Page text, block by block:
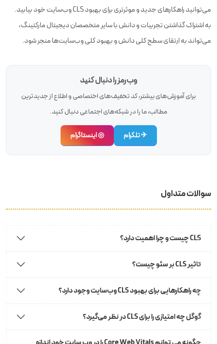
می‌توانید راهکارهای جدید و موثرتری برای بهبود CLS وب‌سایت خود بیابید.
به اشتراک گذاشتن تجربیات و دانش با سایر متخصصان دیجیتال مارکتینگ،
می‌تواند به ارتقای سطح کلی دانش و بهبود کلی وب‌سایت‌ها منجر شود.
وب‌رمز را دنبال کنید
برای آموزش‌های بیشتر، کد تخفیف‌های اختصاصی و اطلاع از جدیدترین
مطالب، ما را در شبکه‌های اجتماعی دنبال کنید.
✈ تلگرام ◎ اینستاگرام
سوالات متداول
CLS چیست و چرا اهمیت دارد؟
تاثیر CLS بر سئو چیست؟
چه راهکارهایی برای بهبود CLS وب‌سایت وجود دارد؟
گوگل چه امتیازی را برای CLS در نظر می‌گیرد؟